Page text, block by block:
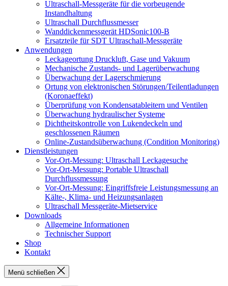
WanddickenmessungUltraschall-Messgeräte für die vorbeugende
Instandhaltung
Ultraschall Durchflussmesser
Wanddickenmessgerät HDSonic100-B
Ersatzteile für SDT Ultraschall-Messgeräte
Anwendungen
Leckageortung Druckluft, Gase und Vakuum
Mechanische Zustands- und Lagerüberwachung
Überwachung der Lagerschmierung
Ortung von elektronischen Störungen/Teilentladungen
(Koronaeffekt)
Überprüfung von Kondensatableitern und Ventilen
Überwachung hydraulischer Systeme
Dichtheitskontrolle von Lukendeckeln und
geschlossenen Räumen
Online-Zustandsüberwachung (Condition Monitoring)
Dienstleistungen
Vor-Ort-Messung: Ultraschall Leckagesuche
Vor-Ort-Messung: Portable Ultraschall
Durchflussmessung
Vor-Ort-Messung: Eingriffsfreie Leistungsmessung an
Kälte-, Klima- und Heizungsanlagen
Ultraschall Messgeräte-Mietservice
Downloads
Allgemeine Informationen
Technischer Support
Shop
Kontakt
Menü schließen